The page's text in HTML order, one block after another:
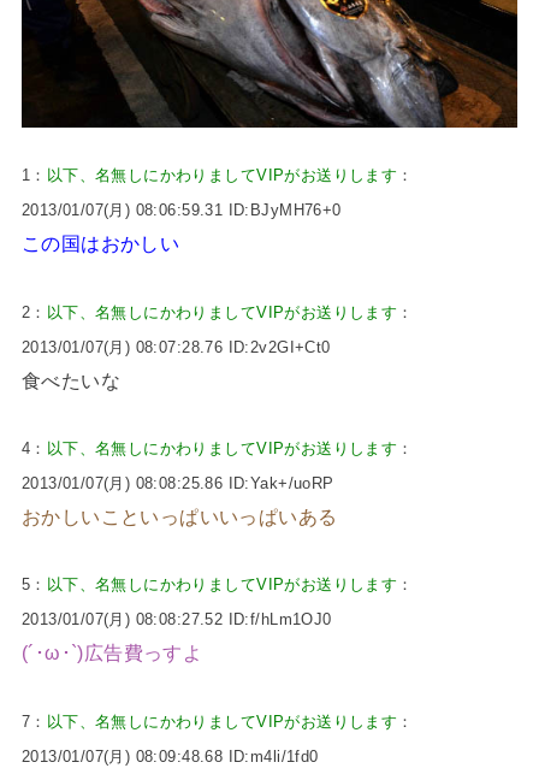
1： 以下、名無しにかわりましてVIPがお送りします ：
2013/01/07(月) 08:06:59.31 ID:BJyMH76+0
この国はおかしい
2： 以下、名無しにかわりましてVIPがお送りします ：
2013/01/07(月) 08:07:28.76 ID:2v2GI+Ct0
食べたいな
4： 以下、名無しにかわりましてVIPがお送りします ：
2013/01/07(月) 08:08:25.86 ID:Yak+/uoRP
おかしいこといっぱいいっぱいある
5： 以下、名無しにかわりましてVIPがお送りします ：
2013/01/07(月) 08:08:27.52 ID:f/hLm1OJ0
(´･ω･`)広告費っすよ
7： 以下、名無しにかわりましてVIPがお送りします ：
2013/01/07(月) 08:09:48.68 ID:m4li/1fd0